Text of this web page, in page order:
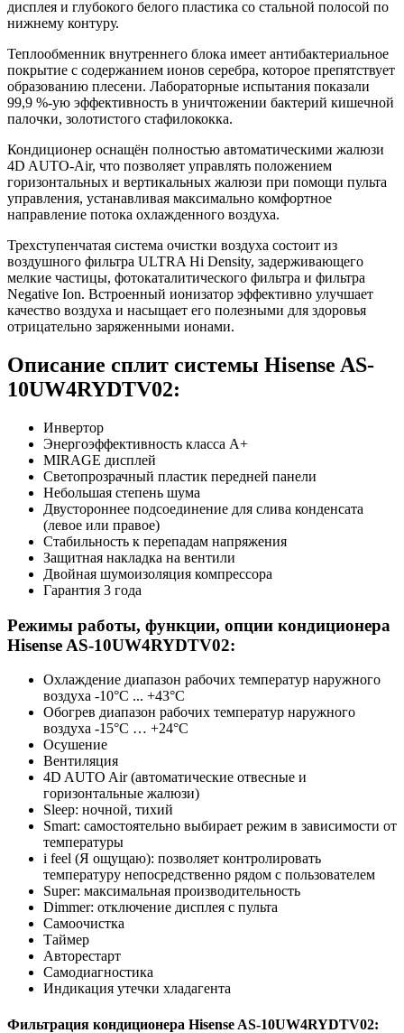
дисплея и глубокого белого пластика со стальной полосой по
нижнему контуру.
Теплообменник внутреннего блока имеет антибактериальное
покрытие с содержанием ионов серебра, которое препятствует
образованию плесени. Лабораторные испытания показали
99,9 %-ую эффективность в уничтожении бактерий кишечной
палочки, золотистого стафилококка.
Кондиционер оснащён полностью автоматическими жалюзи
4D AUTO-Air, что позволяет управлять положением
горизонтальных и вертикальных жалюзи при помощи пульта
управления, устанавливая максимально комфортное
направление потока охлажденного воздуха.
Трехступенчатая система очистки воздуха состоит из
воздушного фильтра ULTRA Hi Density, задерживающего
мелкие частицы, фотокаталитического фильтра и фильтра
Negative Ion. Встроенный ионизатор эффективно улучшает
качество воздуха и насыщает его полезными для здоровья
отрицательно заряженными ионами.
Описание сплит системы Hisense AS-
10UW4RYDTV02:
Инвертор
Энергоэффективность класса А+
MIRAGE дисплей
Светопрозрачный пластик передней панели
Небольшая степень шума
Двустороннее подсоединение для слива конденсата
(левое или правое)
Стабильность к перепадам напряжения
Защитная накладка на вентили
Двойная шумоизоляция компрессора
Гарантия 3 года
Режимы работы, функции, опции кондиционера
Hisense AS-10UW4RYDTV02:
Охлаждение диапазон рабочих температур наружного
воздуха -10°C ... +43°C
Обогрев диапазон рабочих температур наружного
воздуха -15°C … +24°C
Осушение
Вентиляция
4D AUTO Air (автоматические отвесные и
горизонтальные жалюзи)
Sleep: ночной, тихий
Smart: самостоятельно выбирает режим в зависимости от
температуры
i feel (Я ощущаю): позволяет контролировать
температуру непосредственно рядом с пользователем
Super: максимальная производительность
Dimmer: отключение дисплея с пульта
Самоочистка
Таймер
Авторестарт
Самодиагностика
Индикация утечки хладагента
Фильтрация кондиционера Hisense AS-10UW4RYDTV02: